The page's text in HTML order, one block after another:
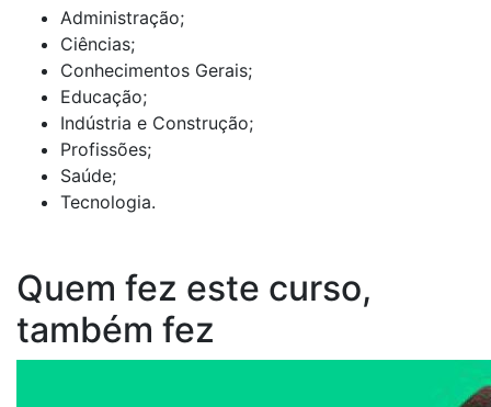
Administração;
Ciências;
Conhecimentos Gerais;
Educação;
Indústria e Construção;
Profissões;
Saúde;
Tecnologia.
Quem fez este curso,
também fez